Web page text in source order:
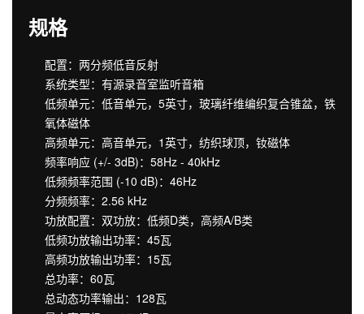
规格
配置：两分频低音反射
系统类型：有源录音室监听音箱
低频单元：低音单元，5英寸，玻璃纤维编织复合锥盆，铁
氧体磁体
高频单元：高音单元，1英寸，纺织球顶，钕磁体
频率响应 (+/- 3dB)：58Hz - 40kHz
低频频率范围 (-10 dB)：46Hz
分频频率：2.56 kHz
功放配置：双功放：低频D类，高频A/B类
低频功放输出功率：45瓦
高频功放输出功率：15瓦
总功率：60瓦
总动态功率输出：128瓦